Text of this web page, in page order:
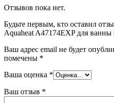
Отзывов пока нет.
Будьте первым, кто оставил
Aquaheat A47174EXP для
Ваш адрес email не будет
помечены *
Ваша оценка *
Ваш отзыв *